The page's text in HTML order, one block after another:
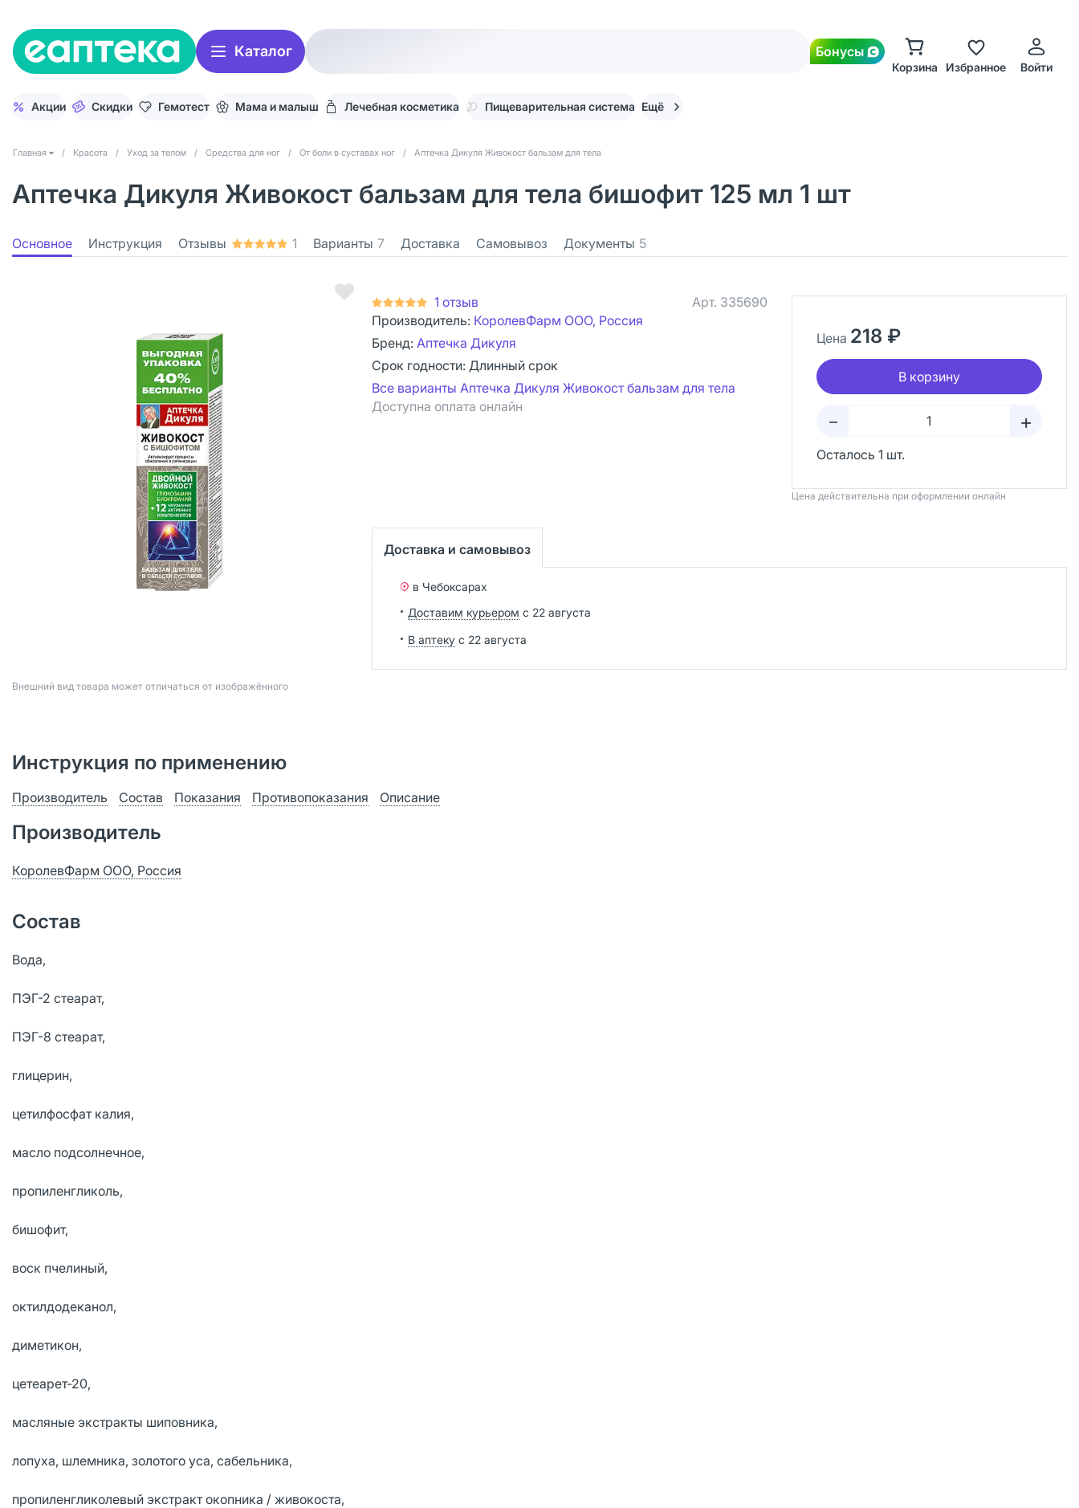
Каталог Бонусы
Корзина Избранное Войти
Акции Скидки Гемотест Мама и малыш Лечебная косметика Пищеварительная система Ещё
Главная / Красота / Уход за телом / Средства для ног / От боли в суставах ног / Аптечка Дикуля Живокост бальзам для тела
Аптечка Дикуля Живокост бальзам для тела бишофит 125 мл 1 шт
Основное Инструкция Отзывы 1 Варианты 7 Доставка Самовывоз Документы 5
Bнешний вид товара может отличаться от изображённого
1 отзыв Арт. 335690
Производитель: КоролевФарм ООО, Россия
Бренд: Аптечка Дикуля
Срок годности: Длинный срок
Все варианты Аптечка Дикуля Живокост бальзам для тела
Доступна оплата онлайн
Цена 218 ₽
В корзину
– +
Осталось 1 шт.
Цена действительна при оформлении онлайн
Доставка и самовывоз
в Чебоксарах
Доставим курьером с 22 августа
В аптеку с 22 августа
Инструкция по применению
Производитель Состав Показания Противопоказания Описание
Производитель
КоролевФарм ООО, Россия
Состав
Вода,
ПЭГ-2 стеарат,
ПЭГ-8 стеарат,
глицерин,
цетилфосфат калия,
масло подсолнечное,
пропиленгликоль,
бишофит,
воск пчелиный,
октилдодеканол,
диметикон,
цетеарет-20,
масляные экстракты шиповника,
лопуха, шлемника, золотого уса, сабельника,
пропиленгликолевый экстракт окопника / живокоста,